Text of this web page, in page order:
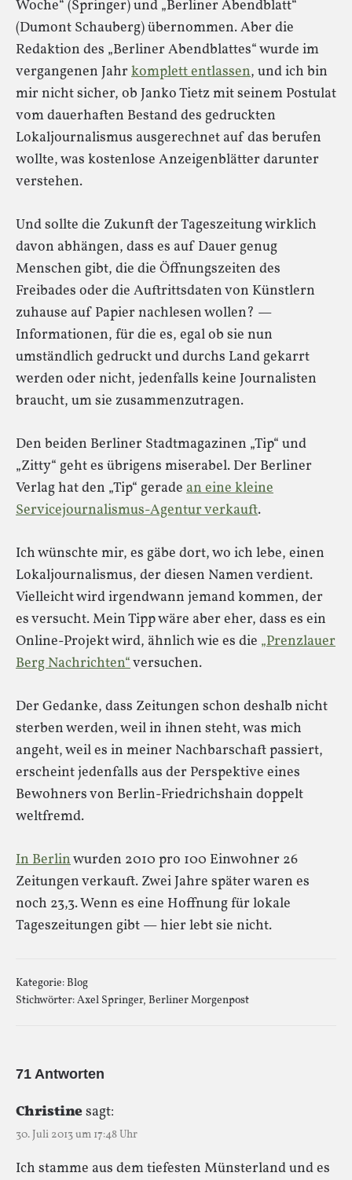
Woche“ (Springer) und „Berliner Abendblatt“
(Dumont Schauberg) übernommen. Aber die
Redaktion des „Berliner Abendblattes“ wurde im
vergangenen Jahr komplett entlassen, und ich bin
mir nicht sicher, ob Janko Tietz mit seinem Postulat
vom dauerhaften Bestand des gedruckten
Lokaljournalismus ausgerechnet auf das berufen
wollte, was kostenlose Anzeigenblätter darunter
verstehen.
Und sollte die Zukunft der Tageszeitung wirklich
davon abhängen, dass es auf Dauer genug
Menschen gibt, die die Öffnungszeiten des
Freibades oder die Auftrittsdaten von Künstlern
zuhause auf Papier nachlesen wollen? —
Informationen, für die es, egal ob sie nun
umständlich gedruckt und durchs Land gekarrt
werden oder nicht, jedenfalls keine Journalisten
braucht, um sie zusammenzutragen.
Den beiden Berliner Stadtmagazinen „Tip“ und
„Zitty“ geht es übrigens miserabel. Der Berliner
Verlag hat den „Tip“ gerade an eine kleine
Servicejournalismus-Agentur verkauft.
Ich wünschte mir, es gäbe dort, wo ich lebe, einen
Lokaljournalismus, der diesen Namen verdient.
Vielleicht wird irgendwann jemand kommen, der
es versucht. Mein Tipp wäre aber eher, dass es ein
Online-Projekt wird, ähnlich wie es die „Prenzlauer
Berg Nachrichten“versuchen.
Der Gedanke, dass Zeitungen schon deshalb nicht
sterben werden, weil in ihnen steht, was mich
angeht, weil es in meiner Nachbarschaft passiert,
erscheint jedenfalls aus der Perspektive eines
Bewohners von Berlin-Friedrichshain doppelt
weltfremd.
In Berlinwurden 2010 pro 100 Einwohner 26
Zeitungen verkauft. Zwei Jahre später waren es
noch 23,3. Wenn es eine Hoffnung für lokale
Tageszeitungen gibt — hier lebt sie nicht.
Kategorie:Blog
Stichwörter:Axel Springer, Berliner Morgenpost
71 Antworten
Christinesagt:
30. Juli 2013 um 17:48 Uhr
Ich stamme aus dem tiefesten Münsterland und es